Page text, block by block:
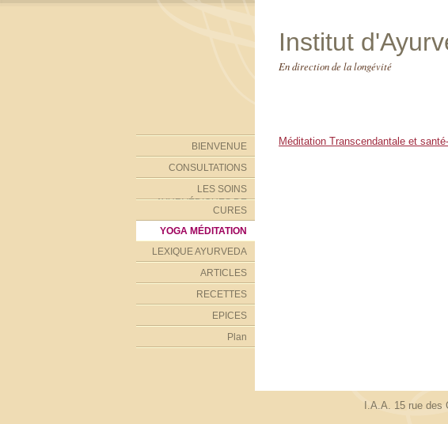
Institut
En direction de la longévité
BIENVENUE
CONSULTATIONS
LES SOINS
AYURVÉDIQUES DE
L'INSTITUT
CURES
YOGA MÉDITATION
LEXIQUE AYURVEDA
ARTICLES
RECETTES
EPICES
Plan
Méditation Transcendantale et
I.A.A. 15 rue des